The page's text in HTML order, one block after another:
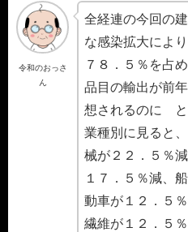
令和のおっさ
ん
全経連の今回の
な感染拡大によ
７８．５％を占
品目の輸出が前
想されるのに と
業種別に見ると
械が２２．５％
１７．５％減、
動車が１２．５％
繊維が１２．５